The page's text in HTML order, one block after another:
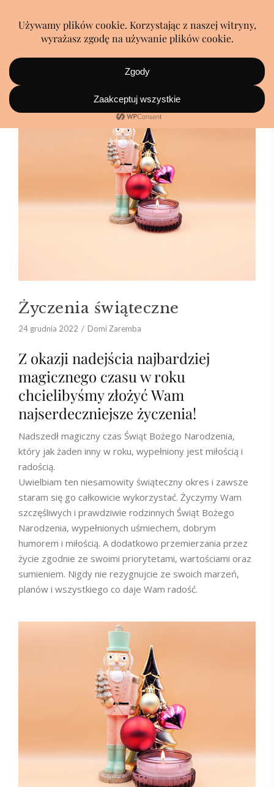
Życzenia świąteczne
24 grudnia 2022 Domi Zaremba
Z okazji nadejścia najbardziej
magicznego czasu w roku
chcielibyśmy złożyć Wam
najserdeczniejsze życzenia!
Nadszedł magiczny czas Świąt Bożego Narodzenia,
który jak żaden inny w roku, wypełniony jest miłością i
radością.
Uwielbiam ten niesamowity świąteczny okres i zawsze
staram się go całkowicie wykorzystać. Życzymy Wam
szczęśliwych i prawdziwie rodzinnych Świąt Bożego
Narodzenia, wypełnionych uśmiechem, dobrym
humorem i miłością. A dodatkowo przemierzania przez
życie zgodnie ze swoimi priorytetami, wartościami oraz
sumieniem. Nigdy nie rezygnujcie ze swoich marzeń,
planów i wszystkiego co daje Wam radość.